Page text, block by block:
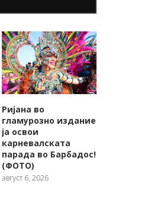
Ријана во
гламурозно издание
ја освои
карневалската
парада во Барбадос!
(ФОТО)
август 6, 2026